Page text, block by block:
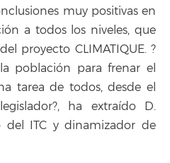
muy positivas en
a todos los niveles, que
proyecto CLIMATIQUE. ?
población para frenar el
tarea de todos, desde el
ha extraído D.
del ITC y dinamizador de